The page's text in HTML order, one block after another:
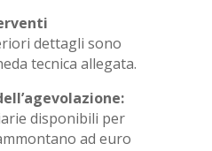
dettagli sono
tecnica allegata.
disponibili per
ad euro